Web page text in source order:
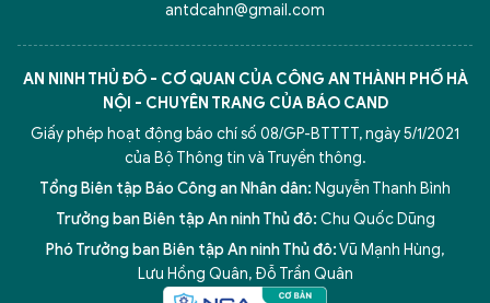
antdcahn@gmail.com
AN NINH THỦ ĐÔ - CƠ QUAN CỦA CÔNG AN THÀNH PHỐ HÀ
NỘI - CHUYÊN TRANG CỦA BÁO CAND
Giấy phép hoạt động báo chí số 08/GP-BTTTT, ngày 5/1/2021
của Bộ Thông tin và Truyền thông.
Tổng Biên tập Báo Công an Nhân dân: Nguyễn Thanh Bình
Trưởng ban Biên tập An ninh Thủ đô: Chu Quốc Dũng
Phó Trưởng ban Biên tập An ninh Thủ đô:Vũ Mạnh Hùng,
Lưu Hồng Quân, Đỗ Trần Quân